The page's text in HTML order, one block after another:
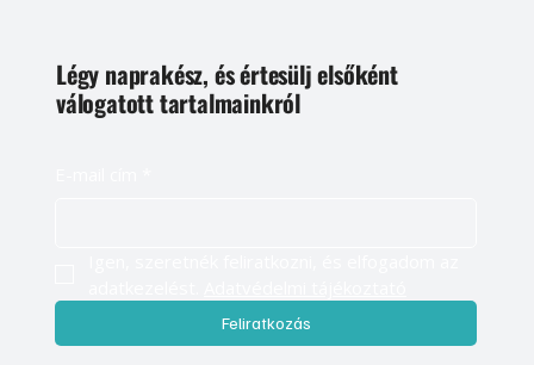
Légy naprakész, és értesülj elsőként
válogatott tartalmainkról
Feliratkozás